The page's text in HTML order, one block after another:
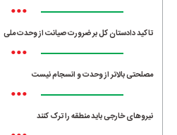
•••
تاکید دادستان کل بر ضرورت صیانت از وحدت ملی
•••
مصلحتی بالاتر از وحدت و انسجام نیست
•••
نیروهای خارجی باید منطقه را ترک کنند